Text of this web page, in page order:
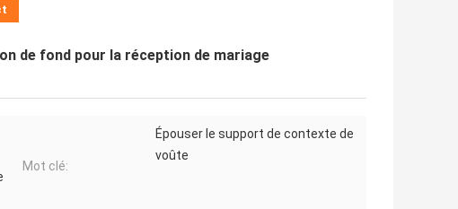
de fond pour la réception de mariage
Mot clé:
Épouser le support de contexte de
voûte